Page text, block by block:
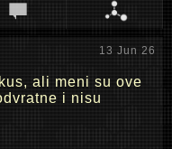
13 Jun 26
ali meni su ove
i nisu